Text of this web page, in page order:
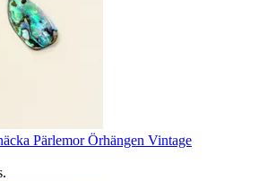
Pärlemor Örhängen Vintage
.